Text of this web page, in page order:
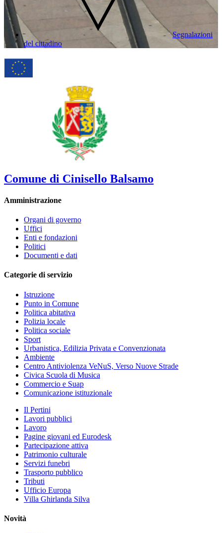
Segnalazioni
del cittadino
Comune di Cinisello Balsamo
Amministrazione
Organi di governo
Uffici
Enti e fondazioni
Politici
Documenti e dati
Categorie di servizio
Istruzione
Punto in Comune
Politica abitativa
Polizia locale
Politica sociale
Sport
Urbanistica, Edilizia Privata e Convenzionata
Ambiente
Centro Antiviolenza VeNuS, Verso Nuove Strade
Civica Scuola di Musica
Commercio e Suap
Comunicazione istituzionale
Il Pertini
Lavori pubblici
Lavoro
Pagine giovani ed Eurodesk
Partecipazione attiva
Patrimonio culturale
Servizi funebri
Trasporto pubblico
Tributi
Ufficio Europa
Villa Ghirlanda Silva
Novità